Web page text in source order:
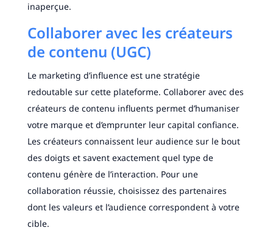
inaperçue.
Collaborer avec les créateurs
de contenu (UGC)
Le marketing d’influence est une stratégie
redoutable sur cette plateforme. Collaborer avec des
créateurs de contenu influents permet d’humaniser
votre marque et d’emprunter leur capital confiance.
Les créateurs connaissent leur audience sur le bout
des doigts et savent exactement quel type de
contenu génère de l’interaction. Pour une
collaboration réussie, choisissez des partenaires
dont les valeurs et l’audience correspondent à votre
cible.